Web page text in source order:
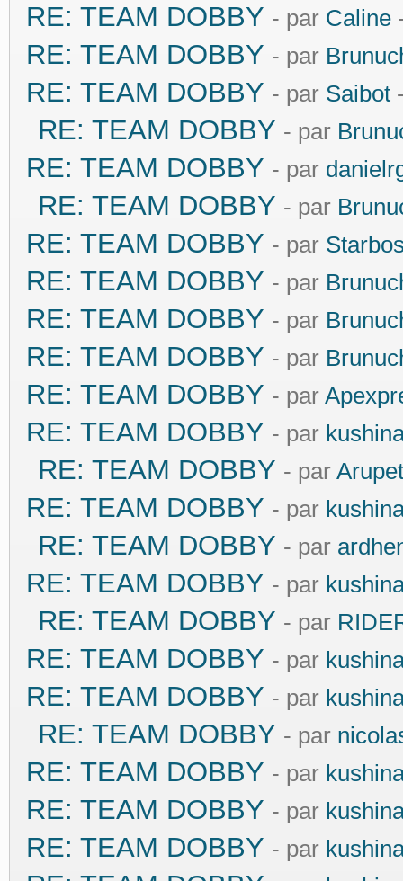
RE: TEAM DOBBY - par Caline
RE: TEAM DOBBY - par
RE: TEAM DOBBY - par Saibot
RE: TEAM DOBBY - par
RE: TEAM DOBBY - par
RE: TEAM DOBBY - par
RE: TEAM DOBBY - par
RE: TEAM DOBBY - par
RE: TEAM DOBBY - par
RE: TEAM DOBBY - par
RE: TEAM DOBBY - par
RE: TEAM DOBBY - par
RE: TEAM DOBBY - par
RE: TEAM DOBBY - par
RE: TEAM DOBBY - par
RE: TEAM DOBBY - par
RE: TEAM DOBBY - par
RE: TEAM DOBBY - par
RE: TEAM DOBBY - par
RE: TEAM DOBBY - par
RE: TEAM DOBBY - par
RE: TEAM DOBBY - par
RE: TEAM DOBBY - par